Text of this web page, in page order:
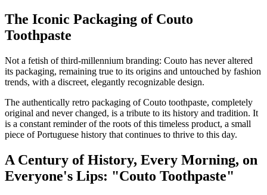
The Iconic Packaging of Couto
Toothpaste
Not a fetish of third-millennium branding: Couto has never altered
its packaging, remaining true to its origins and untouched by fashion
trends, with a discreet, elegantly recognizable design.
The authentically retro packaging of Couto toothpaste, completely
original and never changed, is a tribute to its history and tradition. It
is a constant reminder of the roots of this timeless product, a small
piece of Portuguese history that continues to thrive to this day.
A Century of History, Every Morning, on
Everyone's Lips: "Couto Toothpaste"